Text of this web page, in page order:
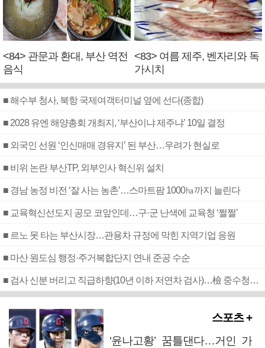
<84> 관문과 환대, 부산 역전
음식
<83> 여름 제주, 벤자리와 독
가시치
■ 해수부 청사, 북항 국제여객터미널 옆에 선다(종합)
■ 2028 유엔 해양총회 개최지, ‘부산이냐 제주냐’ 10일 결정
■ 외국인 선원 ‘인신매매 경유지’ 된 부산…우려가 현실로
■ 비위 논란 부산TP, 외부인사 혁신위 설치
■ 경남 농정 비전 ‘잘 사는 농촌’…스마트팜 1000㏊까지 늘린다
■ 교육혁신선도지 공모 코앞인데…구·군 난색에 교육청 ‘쩔쩔’
■ 르노 못 타는 부산시장…관용차 규정에 막힌 지역기업 응원
■ 마산 원도심 행정·주거복합단지 연내 준공 수순
■ 검사 신분 버리고 직급하향(10년 이하 저연차 검사)…檢 중수청행 기피
스포츠 +
‘윤나고황’ 꿈틀댄다…거인 가